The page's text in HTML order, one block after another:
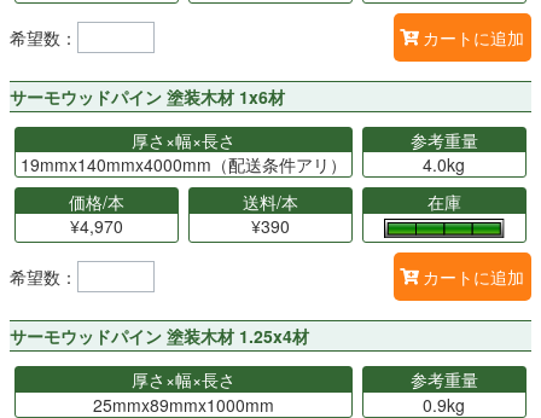
希望数： カートに追加
サーモウッドパイン 塗装木材 1x6材
厚さ×幅×長さ
19mmx140mmx4000mm（配送条件アリ）
参考重量
4.0kg
価格/本
¥4,970
送料/本
¥390
在庫
希望数： カートに追加
サーモウッドパイン 塗装木材 1.25x4材
厚さ×幅×長さ
25mmx89mmx1000mm
参考重量
0.9kg